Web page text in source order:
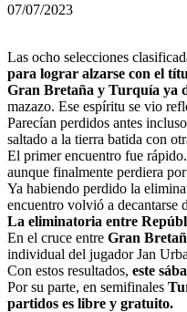
07/07/2023
Las ocho selecciones
para lograr alzarse con el
Gran Bretaña y Turquía ya
mazazo. Ese espíritu se vio
Parecían perdidos antes
saltado a la tierra batida con
El primer encuentro fue
aunque finalmente perdiera
Ya habiendo perdido la
encuentro volvió a decantarse
La eliminatoria entre
En el cruce entre Gran
individual del jugador Jan
Con estos resultados, este
Por su parte, en semifinales
partidos es libre y gratuito.